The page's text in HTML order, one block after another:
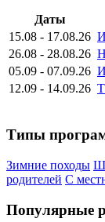
Даты
15.08 - 17.08.26
26.08 - 28.08.26
05.09 - 07.09.26
12.09 - 14.09.26
Типы
Зимние походы
родителей С
Популярные